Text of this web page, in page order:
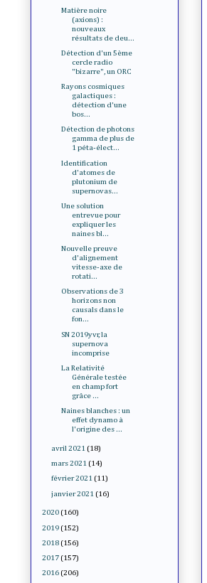
Matière noire
(axions) :
nouveaux
résultats de deu...
Détection d'un 5ème
cercle radio
"bizarre", un ORC
Rayons cosmiques
galactiques :
détection d'une
bos...
Détection de photons
gamma de plus de
1 péta-élect...
Identification
d'atomes de
plutonium de
supernovas...
Une solution
entrevue pour
expliquer les
naines bl...
Nouvelle preuve
d'alignement
vitesse-axe de
rotati...
Observations de 3
horizons non
causals dans le
fon...
SN 2019yvr, la
supernova
incomprise
La Relativité
Générale testée
en champ fort
grâce ...
Naines blanches : un
effet dynamo à
l'origine des ...
avril 2021 (18)
mars 2021 (14)
février 2021 (11)
janvier 2021 (16)
2020 (160)
2019 (152)
2018 (156)
2017 (157)
2016 (206)